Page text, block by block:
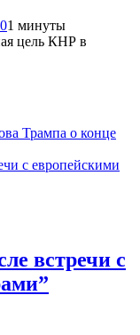
01 минуты
цель КНР в
Трампа о конце
с европейскими
встречи с